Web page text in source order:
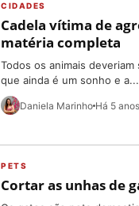
CIDADES
Cadela vítima de
matéria completa
Todos os animais
que ainda é um sonho e a...
Daniela Marinho Há 5 anos
PETS
Cortar as unhas de